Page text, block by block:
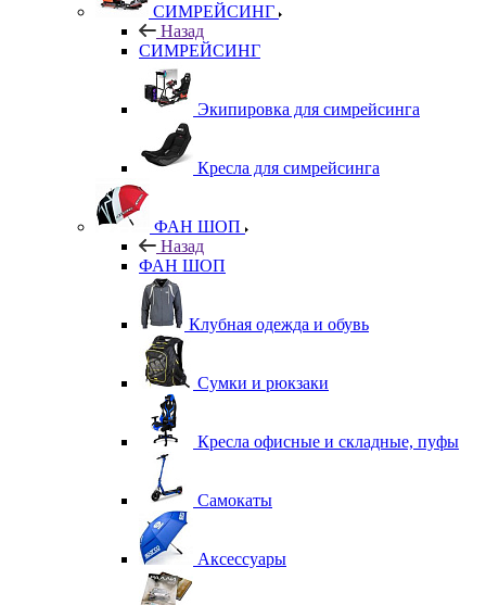
СИМРЕЙСИНГ
Назад
СИМРЕЙСИНГ
Экипировка для симрейсинга
Кресла для симрейсинга
ФАН ШОП
Назад
ФАН ШОП
Клубная одежда и обувь
Сумки и рюкзаки
Кресла офисные и складные, пуфы
Самокаты
Аксессуары